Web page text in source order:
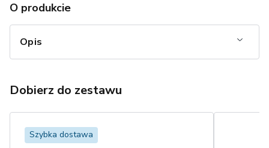
O produkcie
Opis
Dobierz do zestawu
Szybka dostawa